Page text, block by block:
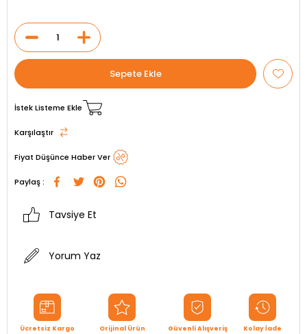
İstek Listeme Ekle
Karşılaştır
Fiyat Düşünce Haber Ver
Paylaş :
Tavsiye Et
Yorum Yaz
Ücretsiz Kargo
Orijinal Ürün
Güvenli Alışveriş
Kolay İade